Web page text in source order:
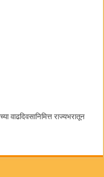
वाढदिवसानिमित्त राज्यभरातून